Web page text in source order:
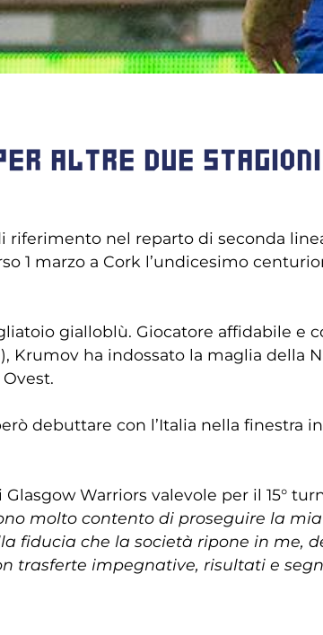
ALTRE DUE STAGIONI
nel reparto di seconda
1 marzo a Cork l’undicesimo
gialloblù. Giocatore affidabile e
Krumov ha indossato la maglia della
debuttare con l’Italia nella finestra
Warriors valevole per il 15°
molto contento di proseguire la
fiducia che la società ripone in me,
trasferte impegnative, risultati e